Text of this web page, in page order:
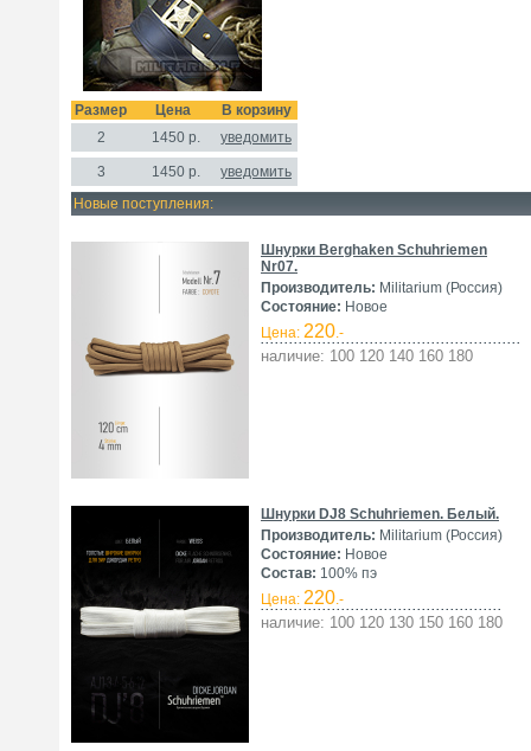
Размер Цена
В корзину
2
1450р. уведомить
3 1450 р.
уведомить
Новые поступления:
Шнурки Berghaken Schuhriemen
Nr07.
Производитель: Militarium (Россия)
Состояние: Новое
Цена: 220.-
наличие: 100 120 140 160 180
Шнурки DJ8 Schuhriemen. Белый.
Производитель: Militarium (Россия)
Состояние: Новое
Состав: 100% пэ
Цена: 220.-
наличие: 100 120 130 150 160 180